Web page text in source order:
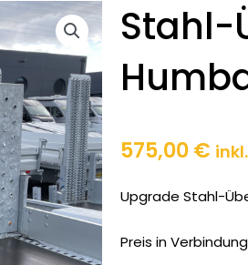
Stahl-
575,00€
Upgrade Stahl-
Preis in